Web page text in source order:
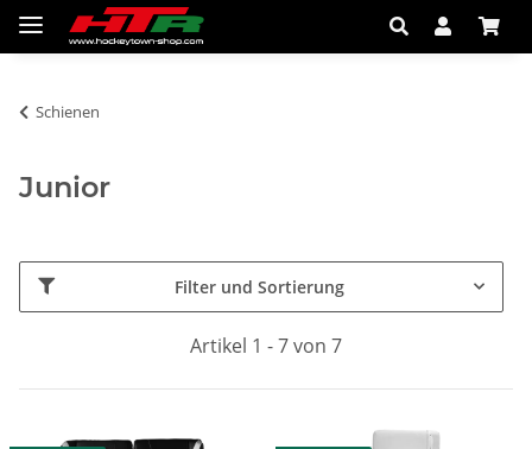
Schienen
Junior
Filter und Sortierung
Artikel 1 - 7 von 7